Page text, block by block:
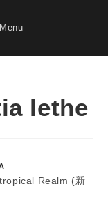
Menu
lethe
Realm (新